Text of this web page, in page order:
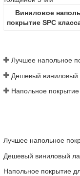
Виниловое
покрытие SPC
Дешевый
Лучшее напольное
Дешевый виниловый
Напольное покрытие